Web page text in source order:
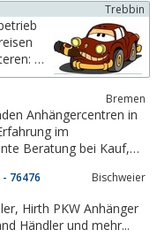
Trebbin
Als
Sie
Bremen
Anhängercentren in
im
Beratung bei Kauf,
76476
Bischweier
Holland Händler und mehr...